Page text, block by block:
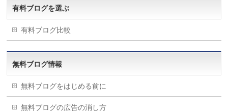
有料ブログを選ぶ
有料ブログ比較
無料ブログ情報
無料ブログをはじめる前に
無料ブログの広告の消し方